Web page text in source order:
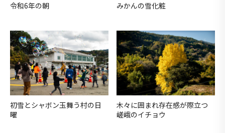
令和6年の朝 みかんの雪化粧
初雪とシャボン玉舞う村の日
曜
木々に囲まれ存在感が際立つ
嵯峨のイチョウ